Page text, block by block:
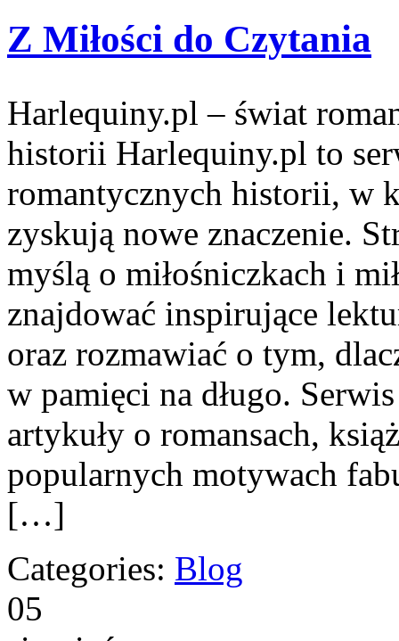
Z Miłości do Czytania
Harlequiny.pl – świat
historii Harlequiny.pl to
romantycznych historii, w
zyskują nowe znaczenie.
myślą o miłośniczkach i
znajdować inspirujące
oraz rozmawiać o tym,
w pamięci na długo.
artykuły o romansach,
popularnych motywach
[…]
Categories: Blog
05